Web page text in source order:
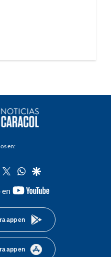
en:
instagram
twitterwhatsapp
google
youtube-
app en
app en